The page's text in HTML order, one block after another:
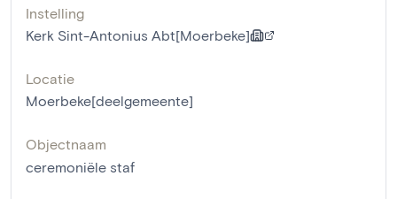
Instelling
Kerk Sint-Antonius Abt[Moerbeke]
Locatie
Moerbeke[deelgemeente]
Objectnaam
ceremoniële staf